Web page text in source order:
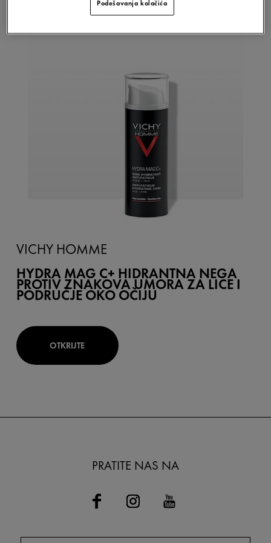
VICHY HOMME
HYDRA MAG C+ HIDRANTNA NEGA
PROTIV ZNAKOVA UMORA ZA LICE I
PODRUČJE OKO OČIJU
OTKRIJTE
PRATITE NAS NA
Podešavanja kolačića